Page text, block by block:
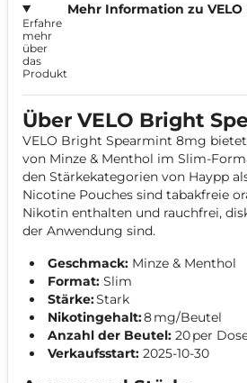
Mehr Information zu
Erfahre
mehr
über
das
Produkt
Über VELO Bright
VELO Bright Spearmint 8mg
von Minze & Menthol im Slim-
den Stärkekategorien von Haypp
Nicotine Pouches sind tabakfreie
Nikotin enthalten und rauchfrei,
der Anwendung sind.
Geschmack: Minze & Menthol
Format: Slim
Stärke:Stark
Nikotingehalt:8 mg/Beutel
Anzahl der Beutel: 20 per
Verkaufsstart: 2025-10-30